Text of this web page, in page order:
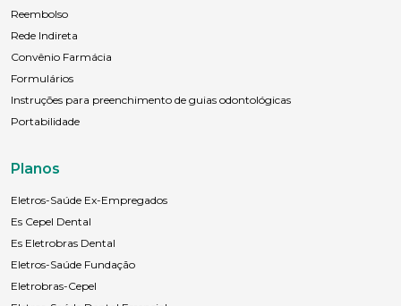
Reembolso
Rede Indireta
Convênio Farmácia
Formulários
Instruções para preenchimento de guias odontológicas
Portabilidade
Planos
Eletros-Saúde Ex-Empregados
Es Cepel Dental
Es Eletrobras Dental
Eletros-Saúde Fundação
Eletrobras-Cepel